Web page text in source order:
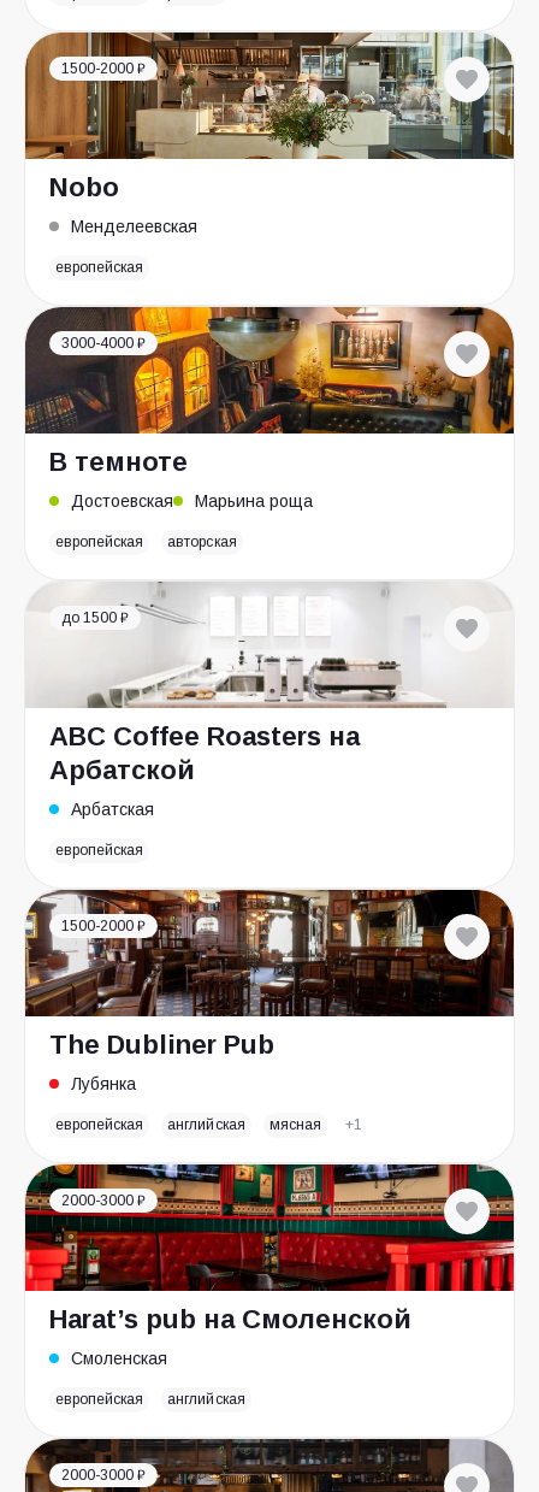
1500-2000 ₽
Nobo
Менделеевская
европейская
3000-4000 ₽
В темноте
Достоевская Марьина роща
европейская авторская
до 1500 ₽
ABC Coffee Roasters на
Арбатской
Арбатская
европейская
1500-2000 ₽
The Dubliner Pub
Лубянка
европейская английская мясная +1
2000-3000 ₽
Harat’s pub на Смоленской
Смоленская
европейская английская
2000-3000 ₽